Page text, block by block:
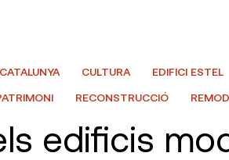
CULTURA
EDIFICI ESTEL
RECONSTRUCCIÓ
edificis